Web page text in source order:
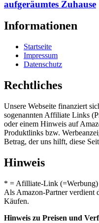
aufgeräumtes Zuhause
Informationen
Startseite
Impressum
Datenschutz
Rechtliches
Unsere Webseite finanziert
sogenannten Affiliate Links
oder einem Hinweis auf
Produktlinks bzw.
Betrag, der uns hilft, diese
Hinweis
* = Afilliate-Link (=Werbung)
Als Amazon-Partner verdient
Käufen.
Hinweis zu Preisen und